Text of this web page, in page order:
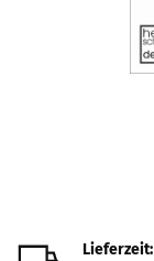
Lieferzeit: